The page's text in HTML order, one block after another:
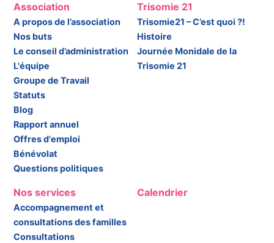
Association
A propos de l’association
Nos buts
Le conseil d’administration
L'équipe
Groupe de Travail
Statuts
Blog
Rapport annuel
Offres d'emploi
Bénévolat
Questions politiques
Trisomie 21
Trisomie21 – C’est quoi ?!
Histoire
Journée Monidale de la
Trisomie 21
Nos services
Accompagnement et
consultations des familles
Consultations
Calendrier